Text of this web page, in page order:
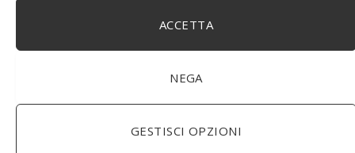
ACCETTA
NEGA
GESTISCI OPZIONI